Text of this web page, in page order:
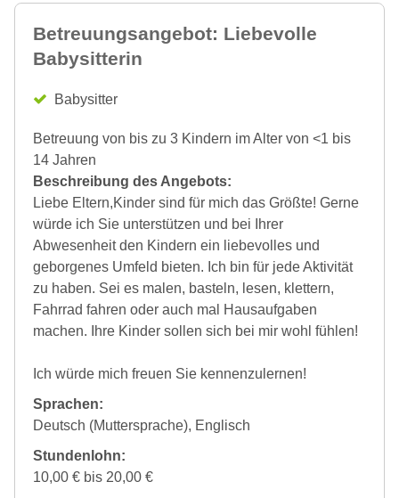
Betreuungsangebot: Liebevolle
Babysitterin
Babysitter
Betreuung von bis zu 3 Kindern im Alter von <1 bis
14 Jahren
Beschreibung des Angebots:
Liebe Eltern,Kinder sind für mich das Größte! Gerne
würde ich Sie unterstützen und bei Ihrer
Abwesenheit den Kindern ein liebevolles und
geborgenes Umfeld bieten. Ich bin für jede Aktivität
zu haben. Sei es malen, basteln, lesen, klettern,
Fahrrad fahren oder auch mal Hausaufgaben
machen. Ihre Kinder sollen sich bei mir wohl fühlen!
Ich würde mich freuen Sie kennenzulernen!
Sprachen:
Deutsch (Muttersprache), Englisch
Stundenlohn:
10,00 € bis 20,00 €